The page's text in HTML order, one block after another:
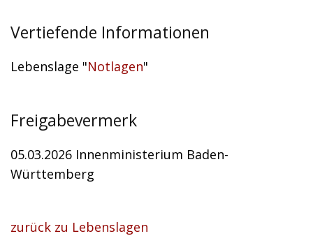
Vertiefende Informationen
Lebenslage "Notlagen"
Freigabevermerk
05.03.2026 Innenministerium Baden-
Württemberg
zurück zu Lebenslagen